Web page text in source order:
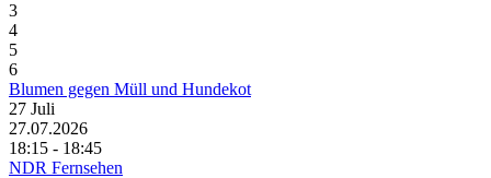
3
4
5
6
Blumen gegen Müll und Hundekot
27 Juli
27.07.2026
18:15 - 18:45
NDR Fernsehen